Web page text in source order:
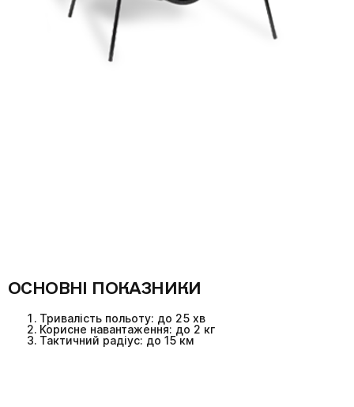
ОСНОВНІ ПОКАЗНИКИ
Тривалість польоту: до 25 хв
Корисне навантаження: до 2 кг
Тактичний радіус: до 15 км